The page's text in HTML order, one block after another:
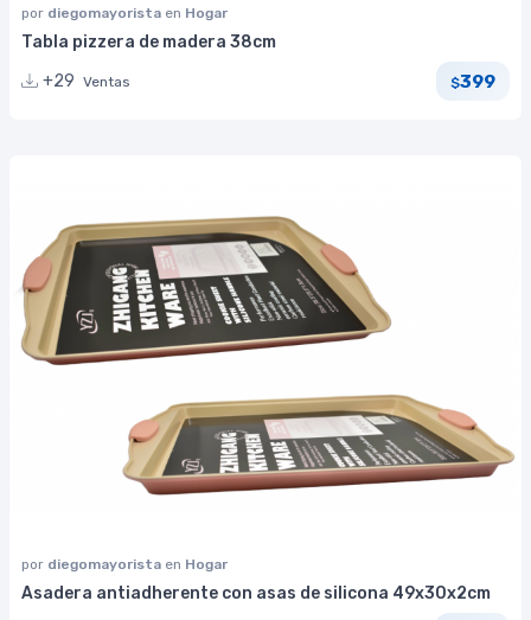
por diegomayorista en Hogar
Tabla pizzera de madera 38cm
+29 Ventas $399
por diegomayorista en Hogar
Asadera antiadherente con asas de silicona 49x30x2cm